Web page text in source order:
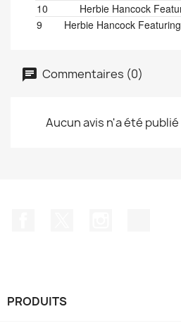
10 Herbie Hancock
9
Herbie Hancock
Commentaires (0)
Aucun avis n'a été
PRODUITS